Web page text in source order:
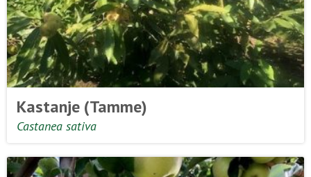
Kastanje (Tamme)
Castanea sativa